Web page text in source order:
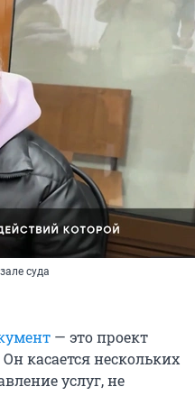
суда
— это проект
касается нескольких
услуг, не